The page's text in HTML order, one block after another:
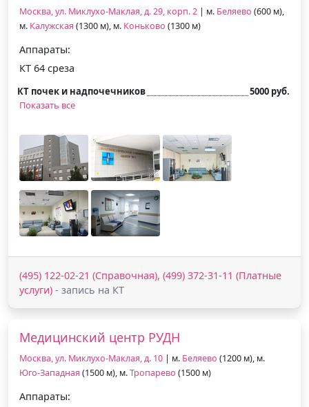
Москва, ул. Миклухо-Маклая, д. 29, корп. 2 | м. Беляево (600 м),
м. Калужская (1300 м), м. Коньково (1300 м)
Аппараты:
КТ 64 среза
КТ почек и надпочечников
5000 руб.
Показать все
(495) 122-02-21 (Справочная), (499) 372-31-11 (Платные
услуги) - запись на КТ
Медицинский центр РУДН
Москва, ул. Миклухо-Маклая, д. 10 | м. Беляево (1200 м), м.
Юго-Западная (1500 м), м.Тропарево (1500 м)
Аппараты: